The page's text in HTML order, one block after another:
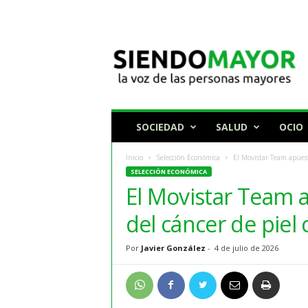
o
SOCIEDAD SALUD OCIO
Inicio Selección Económica El Movistar Team
SELECCIÓN ECONÓMICA
El Movistar Team
del cáncer de piel
Por Javier González - 4 de julio de 2026